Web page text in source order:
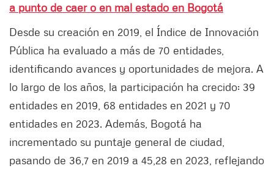
a punto de caer o en mal estado en Bogotá
Desde su creación en 2019, el Índice de Innovación
Pública ha evaluado a más de 70 entidades,
identificando avances y oportunidades de mejora. A
lo largo de los años, la participación ha crecido: 39
entidades en 2019, 68 entidades en 2021 y 70
entidades en 2023. Además, Bogotá ha
incrementado su puntaje general de ciudad,
pasando de 36,7 en 2019 a 45,28 en 2023, reflejando